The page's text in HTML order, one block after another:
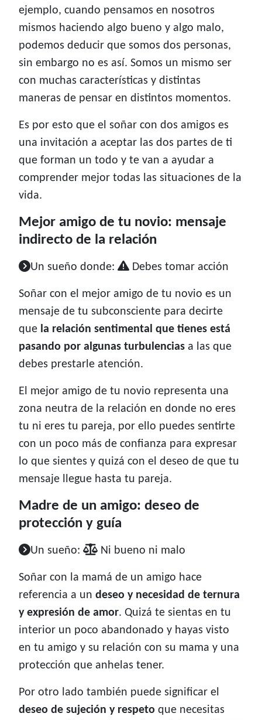
ejemplo, cuando pensamos en nosotros
mismos haciendo algo bueno y algo malo,
podemos deducir que somos dos personas,
sin embargo no es así. Somos un mismo ser
con muchas características y distintas
maneras de pensar en distintos momentos.
Es por esto que el soñar con dos amigos es
una invitación a aceptar las dos partes de ti
que forman un todo y te van a ayudar a
comprender mejor todas las situaciones de la
vida.
Mejor amigo de tu novio: mensaje
indirecto de la relación
Un sueño donde: Debes tomar acción
Soñar con el mejor amigo de tu novio es un
mensaje de tu subconsciente para decirte
que la relación sentimental que tienes está
pasando por algunas turbulencias a las que
debes prestarle atención.
El mejor amigo de tu novio representa una
zona neutra de la relación en donde no eres
tu ni eres tu pareja, por ello puedes sentirte
con un poco más de confianza para expresar
lo que sientes y quizá con el deseo de que tu
mensaje llegue hasta tu pareja.
Madre de un amigo: deseo de
protección y guía
Un sueño: Ni bueno ni malo
Soñar con la mamá de un amigo hace
referencia a un deseo y necesidad de ternura
y expresión de amor. Quizá te sientas en tu
interior un poco abandonado y hayas visto
en tu amigo y su relación con su mama y una
protección que anhelas tener.
Por otro lado también puede significar el
deseo de sujeción y respeto que necesitas